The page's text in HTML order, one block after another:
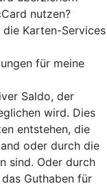
nutzen?
Karten-Services
für meine
Saldo, der
wird. Dies
entstehen, die
oder durch die
sind. Oder durch
Guthaben für